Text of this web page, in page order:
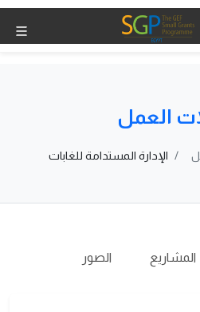
العمل
الإدارة المستدامة للغابات
المشاريع الصور